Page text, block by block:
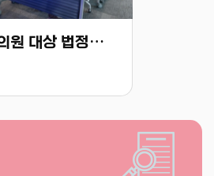
화성특례시의회, 의원 대상 법정의무교육 실시 “청렴·인권·폭력 예방교육으로 책임 있는 의정활동 다짐”